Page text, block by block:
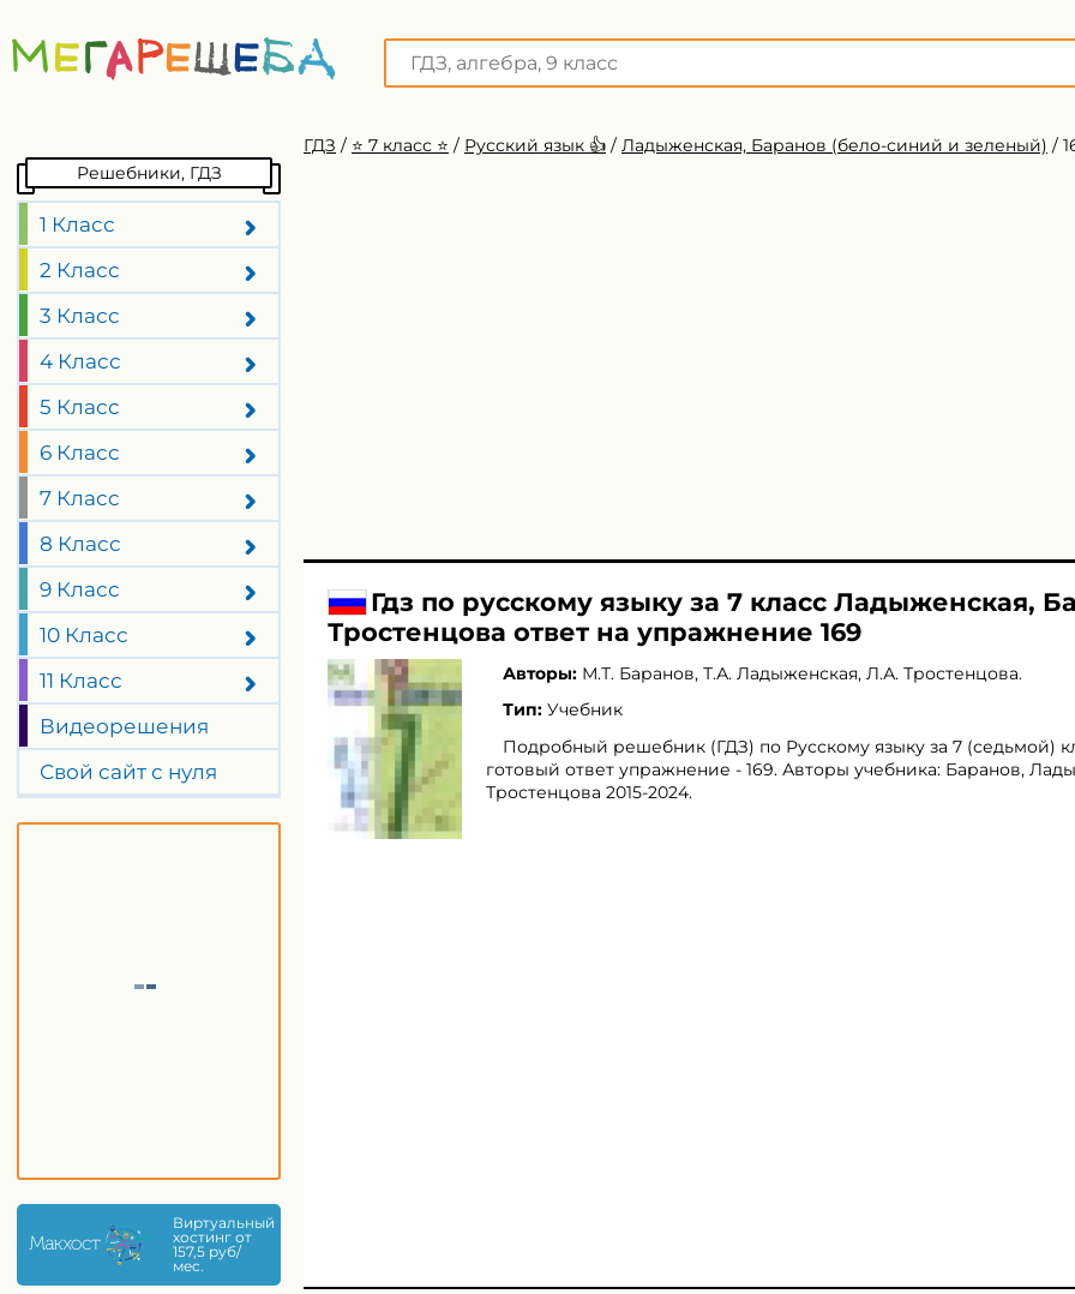
Решебники, ГДЗ
1 Класс
2 Класс
3 Класс
4 Класс
5 Класс
6 Класс
7 Класс
8 Класс
9 Класс
10 Класс
11 Класс
Видеорешения
Свой сайт с нуля
Виртуальный
хостинг от
157,5 руб/
мес.
ГДЗ / ⭐️ 7 класс ⭐️ / Русский язык 👍 / Ладыженская, Баранов (бело-синий и зеленый) /
Гдз по русскому языку за 7 класс Ладыженская,
Тростенцова ответ на упражнение 169
Авторы: М.Т. Баранов, Т.А. Ладыженская, Л.А. Тростенцова.
Тип: Учебник
Подробный решебник (ГДЗ) по Русскому языку за 7 (седьмой)
готовый ответ упражнение - 169. Авторы учебника: Баранов,
Тростенцова 2015-2024.